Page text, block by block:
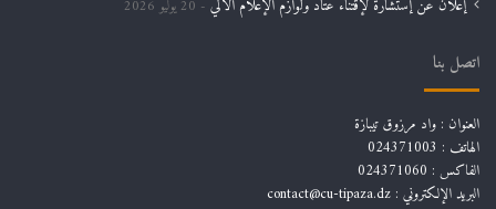
إعلان عن إستشارة لإقتناء عتاد ولوازم الإعلام الألي 20 يوليو 2026
اتصل بنا
العنوان : واد مرزوق تيبازة
الهاتف : 024371003
الفاكس : 024371060
البريد الإلكتروني : contact@cu-tipaza.dz